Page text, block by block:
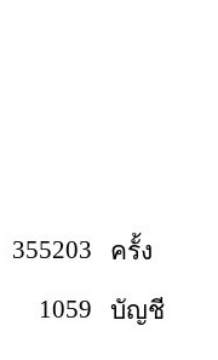
355203 ครั้ง
1059 บัญชี